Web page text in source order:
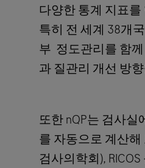
다양한 통계 지표
특히 전 세계 38개
부 정도관리를 함
과 질관리 개선 방
또한 nQP는 검사
를 자동으로 계산
검사의학회),